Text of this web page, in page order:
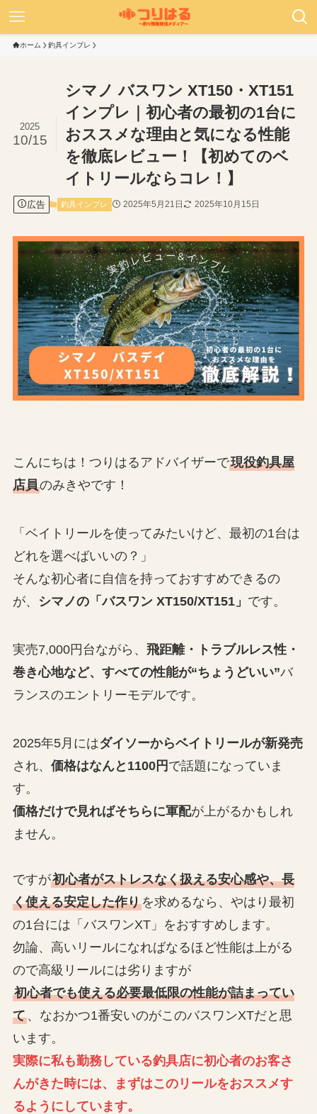
ホーム 釣具インプレ
シマノ バスワン XT150・XT151
インプレ｜初心者の最初の1台に
おススメな理由と気になる性能
を徹底レビュー！【初めてのベ
イトリールならコレ！】
2025
10/15
広告 釣具インプレ 2025年5月21日 2025年10月15日
こんにちは！つりはるアドバイザーで現役釣具屋
店員のみきやです！
「ベイトリールを使ってみたいけど、最初の1台は
どれを選べばいいの？」
そんな初心者に自信を持っておすすめできるの
が、
シマノの「バスワン XT150/XT151」 です。
実売7,000円台ながら、 飛距離・トラブルレス性・
巻き心地など、すべての性能が“ちょうどいい”バ
ランスのエントリーモデルです。
2025年5月にはダイソーからベイトリールが新発売
され、 価格はなんと1100円 で話題になっていま
す。
価格だけで見ればそちらに軍配が上がるかもしれ
ません。
ですが初心者がストレスなく扱える安心感や、長
く使える安定した作りを求めるなら、やはり最初
の1台には「バスワンXT」をおすすめします。
勿論、高いリールになればなるほど性能は上がる
ので高級リールには劣りますが
初心者でも使える必要最低限の性能が詰まってい
て、なおかつ1番安いのがこのバスワンXTだと思
います。
実際に私も勤務している釣具店に初心者のお客さ
んがきた時には、まずはこのリールをおススメす
るようにしています。